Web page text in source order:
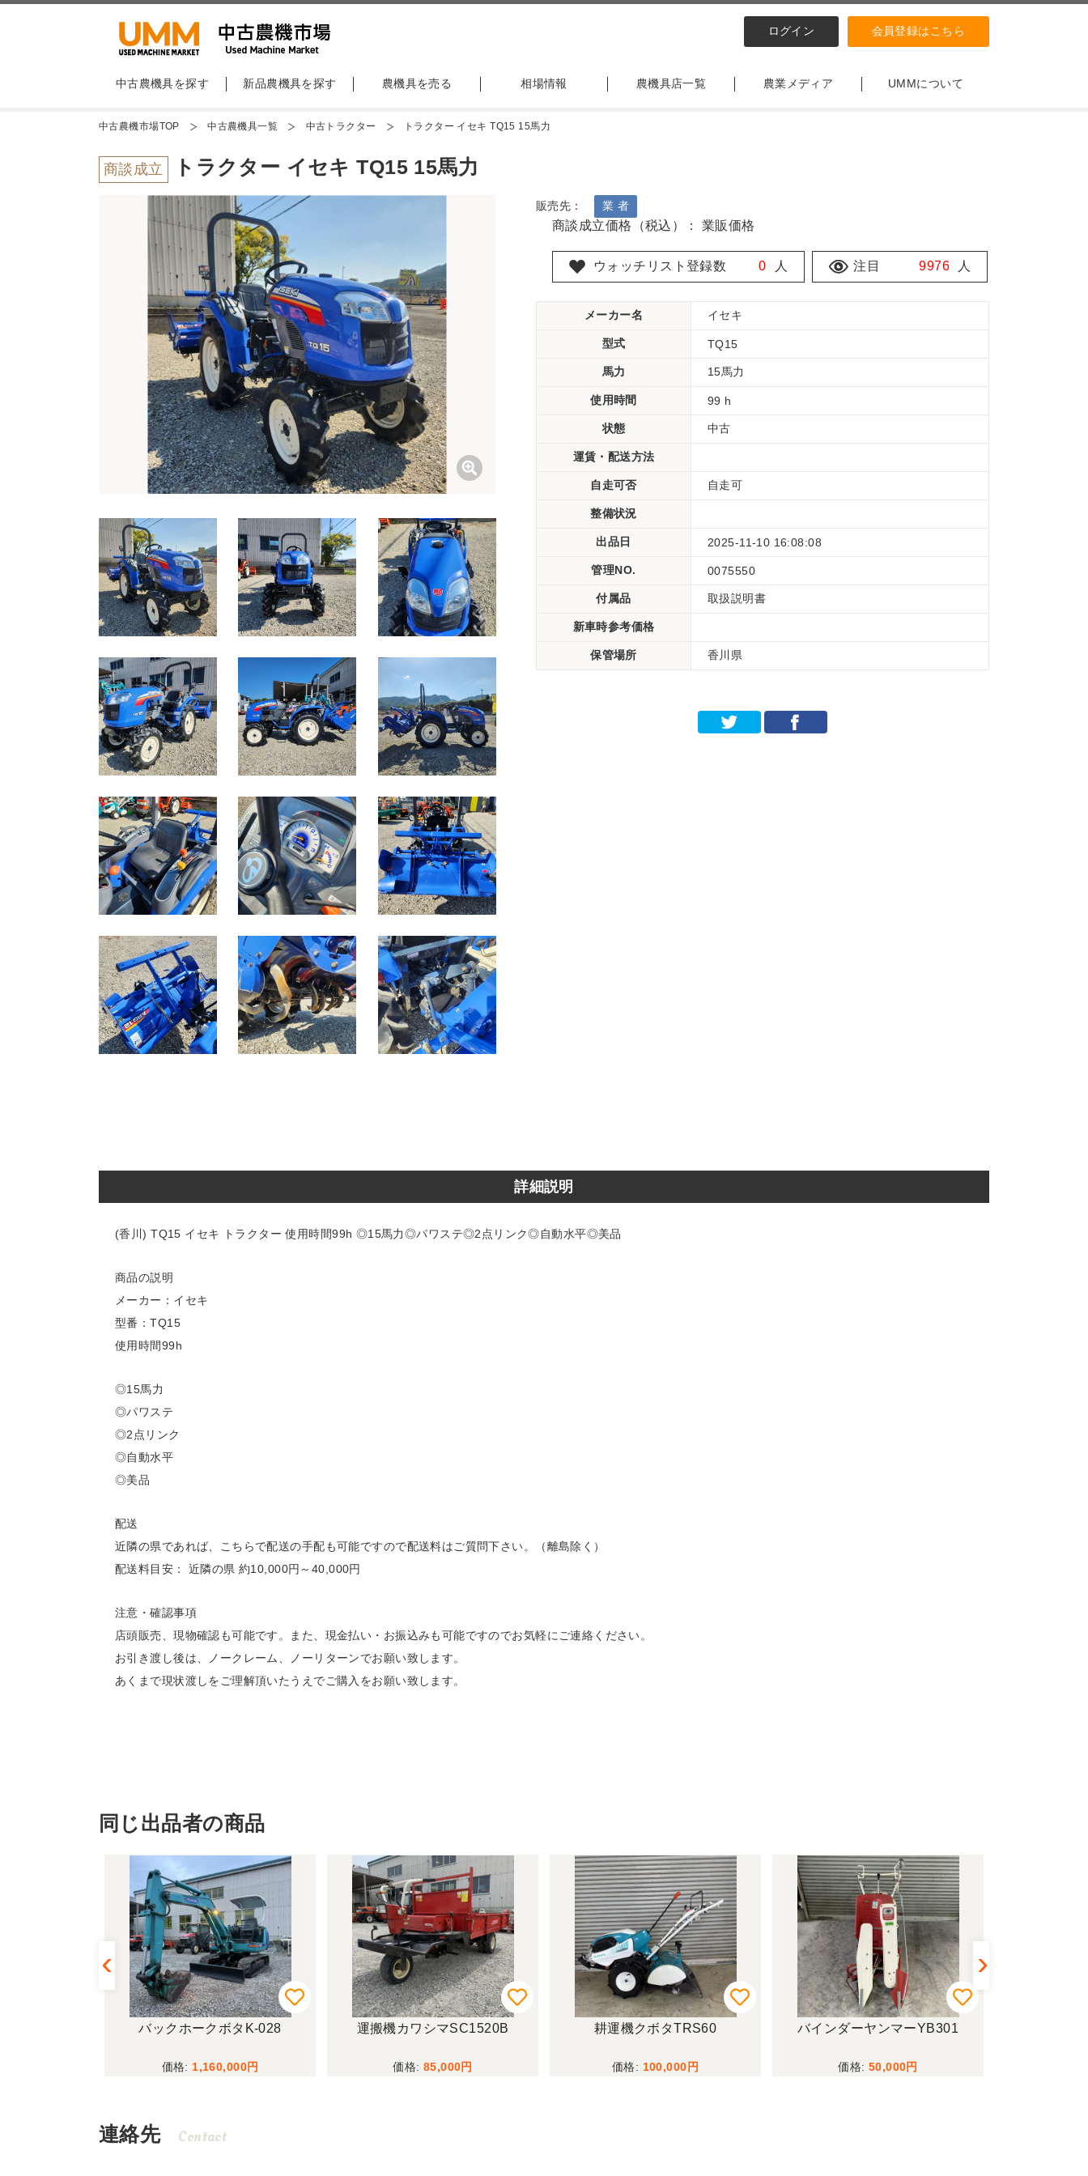
ログイン 会員登録はこちら
中古農機具を探す 新品農機具を探す 農機具を売る 相場情報 農機具店一覧 農業メディア UMMについて
中古農機市場TOP 中古農機具一覧 中古トラクター トラクター イセキ TQ15 15馬力
商談成立 トラクター イセキ TQ15 15馬力
販売先： 業 者
商談成立価格（税込）： 業販価格
ウォッチリスト登録数 0 人 注目 9976 人
メーカー名 イセキ
型式 TQ15
馬力 15馬力
使用時間 99 h
状態 中古
運賃・配送方法
自走可否 自走可
整備状況
出品日 2025-11-10 16:08:08
管理NO. 0075550
付属品 取扱説明書
新車時参考価格
保管場所 香川県
詳細説明
(香川) TQ15 イセキ トラクター 使用時間99h ◎15馬力◎パワステ◎2点リンク◎自動水平◎美品
商品の説明
メーカー：イセキ
型番：TQ15
使用時間99h
◎15馬力
◎パワステ
◎2点リンク
◎自動水平
◎美品
配送
近隣の県であれば、こちらで配送の手配も可能ですので配送料はご質問下さい。（離島除く）
配送料目安： 近隣の県 約10,000円～40,000円
注意・確認事項
店頭販売、現物確認も可能です。また、現金払い・お振込みも可能ですのでお気軽にご連絡ください。
お引き渡し後は、ノークレーム、ノーリターンでお願い致します。
あくまで現状渡しをご理解頂いたうえでご購入をお願い致します。
同じ出品者の商品
バックホークボタK-028
1,160,000
運搬機カワシマSC1520B
85,000
耕運機クボタTRS60
100,000
バインダーヤンマーYB301
50,000
連絡先 Contact